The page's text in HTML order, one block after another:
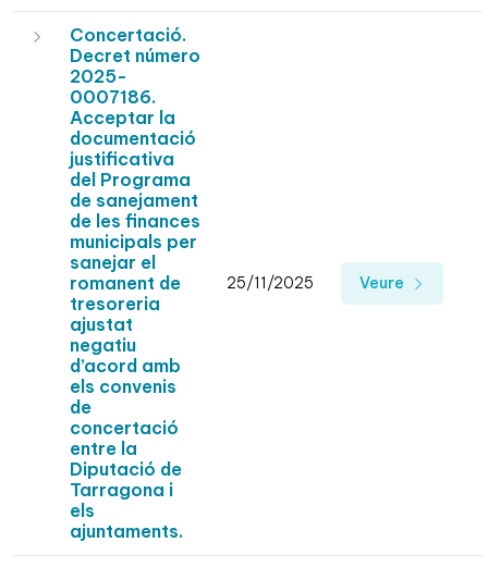
Concertació.
Decret número
2025-
0007186.
Acceptar la
documentació
justificativa
del Programa
de sanejament
de les finances
municipals per
sanejar el
romanent de
tresoreria
ajustat
negatiu
d’acord amb
els convenis
de
concertació
entre la
Diputació de
Tarragona i
els
ajuntaments.
25/11/2025 Veure